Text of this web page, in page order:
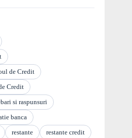
de Credit
Credit
si raspunsuri
banca
restante
restante credit